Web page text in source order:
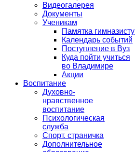
Видеогалерея
Документы
Ученикам
Памятка гимназисту
Календарь событий
Поступление в Вуз
Куда пойти учиться
во Владимире
Акции
Воспитание
Духовно-
нравственное
воспитание
Психологическая
служба
Спорт. страничка
Дополнительное